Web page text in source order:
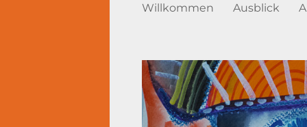
Willkommen Ausblick